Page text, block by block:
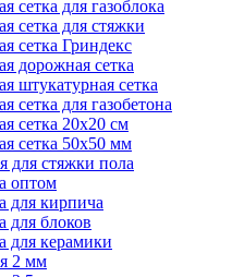
сетка для газоблока
сетка для стяжки
сетка Гриндекс
дорожная сетка
штукатурная сетка
сетка для газобетона
сетка 20x20 см
сетка 50x50 мм
для стяжки пола
оптом
для кирпича
для блоков
для керамики
2 мм